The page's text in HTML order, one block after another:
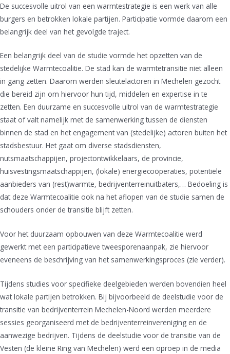
De succesvolle uitrol van een warmtestrategie is een werk van alle
burgers en betrokken lokale partijen. Participatie vormde daarom een
belangrijk deel van het gevolgde traject.
Een belangrijk deel van de studie vormde het opzetten van de
stedelijke Warmtecoalitie. De stad kan de warmtetransitie niet alleen
in gang zetten. Daarom werden sleutelactoren in Mechelen gezocht
die bereid zijn om hiervoor hun tijd, middelen en expertise in te
zetten. Een duurzame en succesvolle uitrol van de warmtestrategie
staat of valt namelijk met de samenwerking tussen de diensten
binnen de stad en het engagement van (stedelijke) actoren buiten het
stadsbestuur. Het gaat om diverse stadsdiensten,
nutsmaatschappijen, projectontwikkelaars, de provincie,
huisvestingsmaatschappijen, (lokale) energiecoöperaties, potentiële
aanbieders van (rest)warmte, bedrijventerreinuitbaters,… Bedoeling is
dat deze Warmtecoalitie ook na het aflopen van de studie samen de
schouders onder de transitie blijft zetten.
Voor het duurzaam opbouwen van deze Warmtecoalitie werd
gewerkt met een participatieve tweesporenaanpak, zie hiervoor
eveneens de beschrijving van het samenwerkingsproces (zie verder).
Tijdens studies voor specifieke deelgebieden werden bovendien heel
wat lokale partijen betrokken. Bij bijvoorbeeld de deelstudie voor de
transitie van bedrijventerrein Mechelen-Noord werden meerdere
sessies georganiseerd met de bedrijventerreinvereniging en de
aanwezige bedrijven. Tijdens de deelstudie voor de transitie van de
Vesten (de kleine Ring van Mechelen) werd een oproep in de media